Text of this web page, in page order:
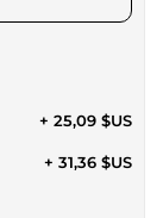
+ 25,09 $US
+ 31,36 $US